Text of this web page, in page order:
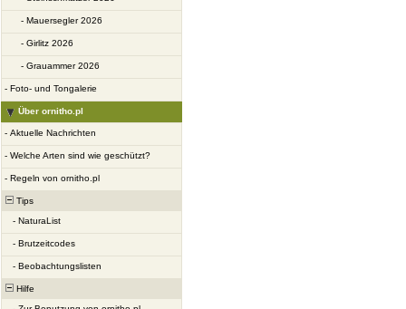
- Mauersegler 2026
- Girlitz 2026
- Grauammer 2026
- Foto- und Tongalerie
Über ornitho.pl
- Aktuelle Nachrichten
- Welche Arten sind wie geschützt?
- Regeln von ornitho.pl
Tips
- NaturaList
- Brutzeitcodes
- Beobachtungslisten
Hilfe